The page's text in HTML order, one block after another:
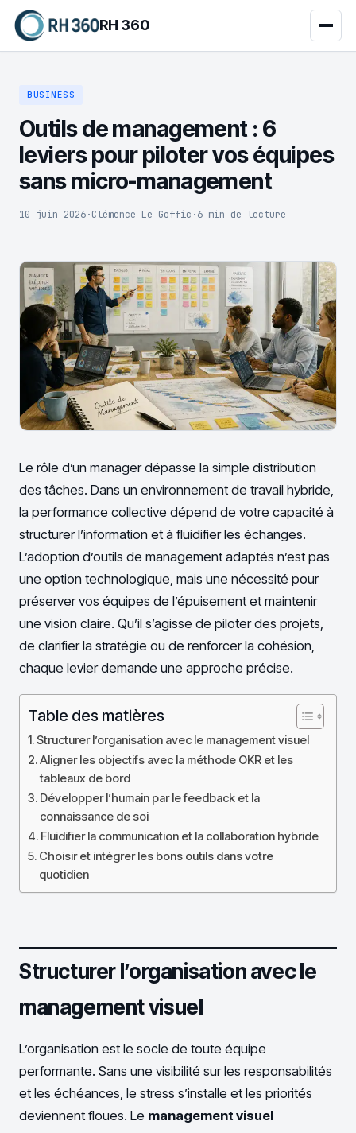
RH 360
BUSINESS
Outils de management : 6
leviers pour piloter vos équipes
sans micro-management
10 juin 2026·Clémence Le Goffic ·6 min de lecture
Le rôle d’un manager dépasse la simple distribution
des tâches. Dans un environnement de travail hybride,
la performance collective dépend de votre capacité à
structurer l’information et à fluidifier les échanges.
L’adoption d’outils de management adaptés n’est pas
une option technologique, mais une nécessité pour
préserver vos équipes de l’épuisement et maintenir
une vision claire. Qu’il s’agisse de piloter des projets,
de clarifier la stratégie ou de renforcer la cohésion,
chaque levier demande une approche précise.
Table des matières
Structurer l’organisation avec le management visuel
Aligner les objectifs avec la méthode OKR et les
tableaux de bord
Développer l’humain par le feedback et la
connaissance de soi
Fluidifier la communication et la collaboration hybride
Choisir et intégrer les bons outils dans votre
quotidien
Structurer l’organisation avec le
management visuel
L’organisation est le socle de toute équipe
performante. Sans une visibilité sur les responsabilités
et les échéances, le stress s’installe et les priorités
deviennent floues. Le management visuel